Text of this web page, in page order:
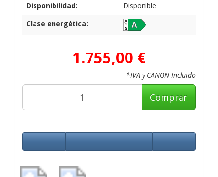
Disponibilidad:
Disponible
Clase energética:
1.755,00 €
*IVA y CANON Incluido
Comprar